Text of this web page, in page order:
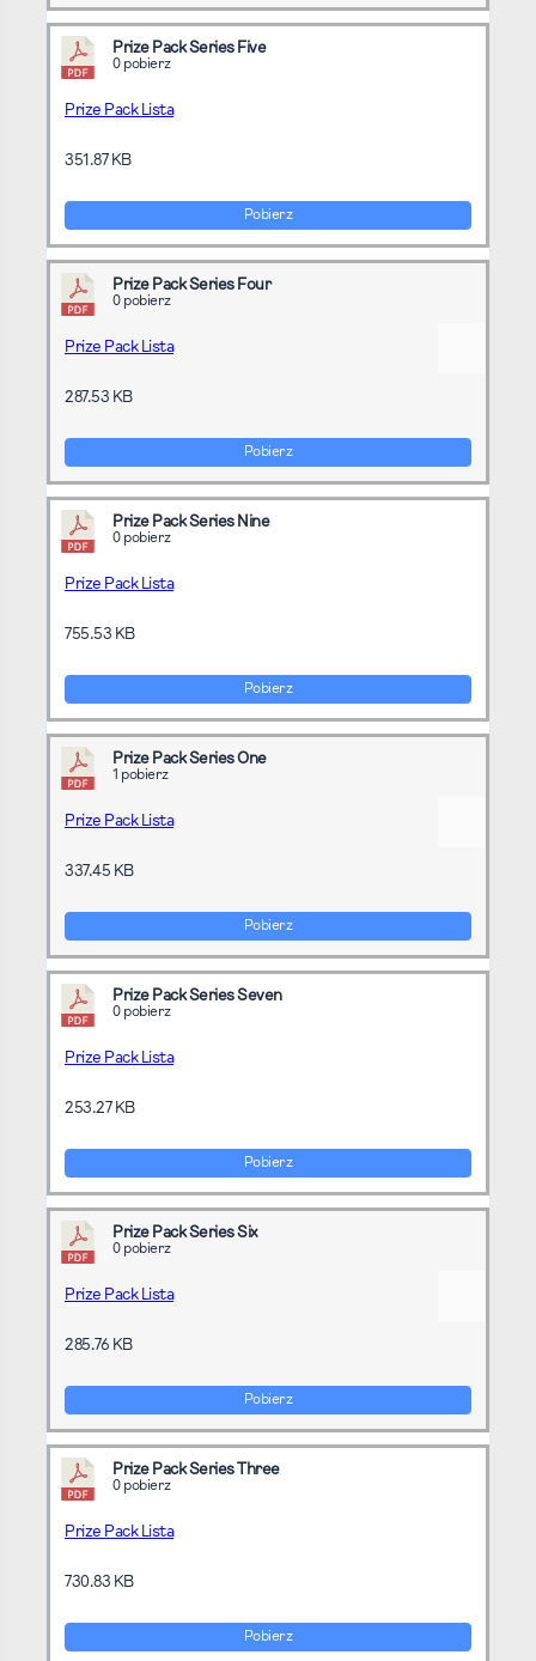
Prize Pack Series Five
0 pobierz
Prize Pack Lista
351.87 KB
Pobierz
Prize Pack Series Four
0 pobierz
Prize Pack Lista
287.53 KB
Pobierz
Prize Pack Series Nine
0 pobierz
Prize Pack Lista
755.53 KB
Pobierz
Prize Pack Series One
1 pobierz
Prize Pack Lista
337.45 KB
Pobierz
Prize Pack Series Seven
0 pobierz
Prize Pack Lista
253.27 KB
Pobierz
Prize Pack Series Six
0 pobierz
Prize Pack Lista
285.76 KB
Pobierz
Prize Pack Series Three
0 pobierz
Prize Pack Lista
730.83 KB
Pobierz